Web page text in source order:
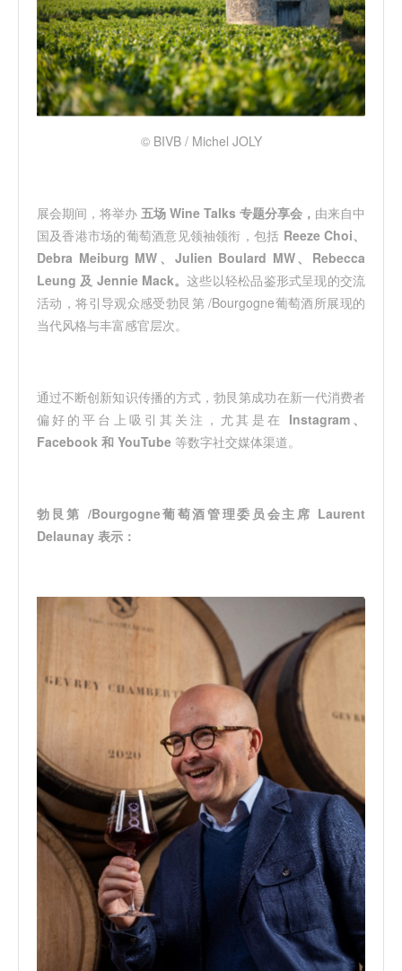
© BIVB / Michel JOLY
展会期间，将举办 五场 Wine Talks 专题分享会 ， 由来自中
国及香港市场的葡萄酒意见领袖领衔，包括 Reeze Choi、
Debra Meiburg MW、Julien Boulard MW、Rebecca
Leung 及 Jennie Mack。这些以轻松品鉴形式呈现的交流
活动，将引导观众感受勃艮第 /Bourgogne葡萄酒所展现的
当代风格与丰富感官层次。
通过不断创新知识传播的方式，勃艮第成功在新一代消费者
偏好的平台上吸引其关注，尤其是在 Instagram、
Facebook 和 YouTube 等数字社交媒体渠道。
勃艮第 /Bourgogne葡萄酒管理委员会主席 Laurent
Delaunay 表示：